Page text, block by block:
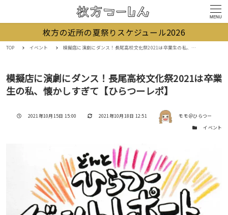
MENU
枚方の近所の夏祭りスケジュール2026
TOP イベント 模擬店に演劇にダンス！長尾高校文化祭2021は卒業生の私、懐かしすぎて【ひらつーレポ】
模擬店に演劇にダンス！長尾高校文化祭2021は卒業
生の私、懐かしすぎて【ひらつーレポ】
投稿日
2021年10月15日 15:00 更新日
2021年10月18日 12:51 著者
モモ＠ひらつー
カテゴリー
イベント